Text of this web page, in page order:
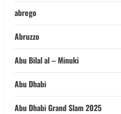
abrego
Abruzzo
Abu Bilal al – Minuki
Abu Dhabi
Abu Dhabi Grand Slam 2025